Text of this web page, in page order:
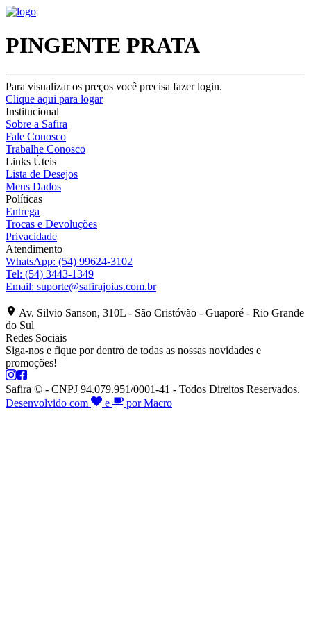
PINGENTE PRATA
Para visualizar os preços você precisa fazer login.
Clique aqui para logar
Institucional
Sobre a Safira
Fale Conosco
Trabalhe Conosco
Links Úteis
Lista de Desejos
Meus Dados
Políticas
Entrega
Trocas e Devoluções
Privacidade
Atendimento
WhatsApp: (54) 99624-3102
Tel: (54) 3443-1349
Email: suporte@safirajoias.com.br
Av. Silvio Sanson, 310L - São Cristóvão - Guaporé - Rio Grande
do Sul
Redes Sociais
Siga-nos e fique por dentro de todas as nossas novidades e
promoções!
Safira © - CNPJ 94.079.951/0001-41 - Todos Direitos Reservados.
Desenvolvido com
e por Macro